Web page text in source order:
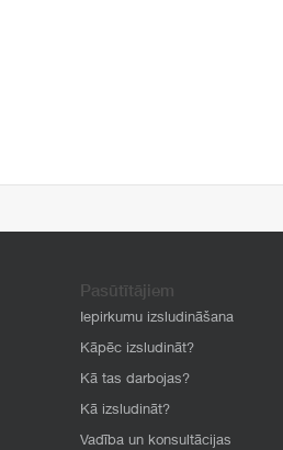
Pasūtītājiem
Iepirkumu izsludināšana
Kāpēc izsludināt?
Kā tas darbojas?
Kā izsludināt?
Vadība un konsultācijas